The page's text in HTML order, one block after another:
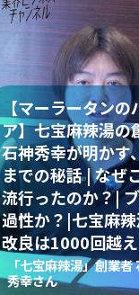
【マーラータン
ア】七宝麻辣湯の
石神秀幸が明かす
までの秘話 | なぜ
流行ったのか？|
過性か？|七宝麻
改良は1000回越
「七宝麻辣湯」創業者
秀幸さん